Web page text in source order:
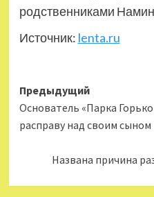
родственниками
Источник: lenta.ru
Навигация
записи
Предыдущий
Основатель «Парка
расправу над своим
Названа причина